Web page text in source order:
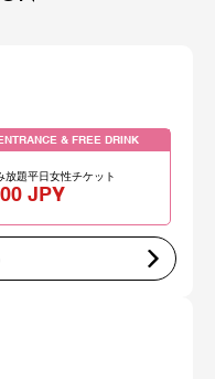
ENTRANCE & FREE DRINK
放題平日女性チケット
JPY